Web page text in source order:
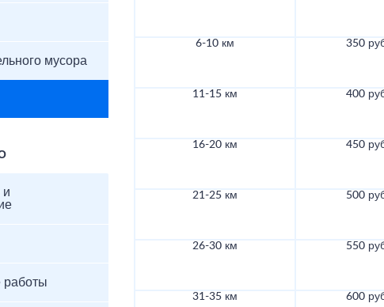
мусора
и
работы
6-10 км 350
11-15 км 400
16-20 км 450
21-25 км 500
26-30 км 550
31-35 км 600